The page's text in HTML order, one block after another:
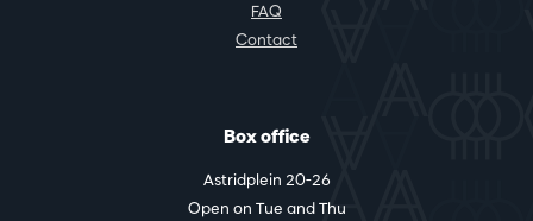
FAQ
Contact
Box office
Astridplein 20-26
Open on Tue and Thu